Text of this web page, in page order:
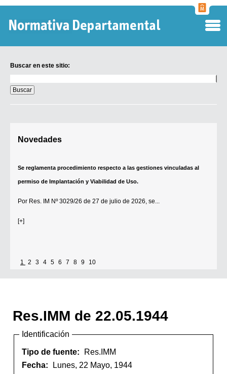
Buscar en este sitio:
en
este
sitio:
Novedades
Se reglamenta procedimiento respecto a las gestiones vinculadas al
permiso de Implantación y Viabilidad de Uso.
Por Res. IM Nº 3029/26 de 27 de julio de 2026, se...
[+]
1 2 3 4 5 6 7 8 9 10
Res.IMM de 22.05.1944
Identificación
Tipo de fuente:
Res.IMM
Fecha:
Lunes, 22 Mayo, 1944